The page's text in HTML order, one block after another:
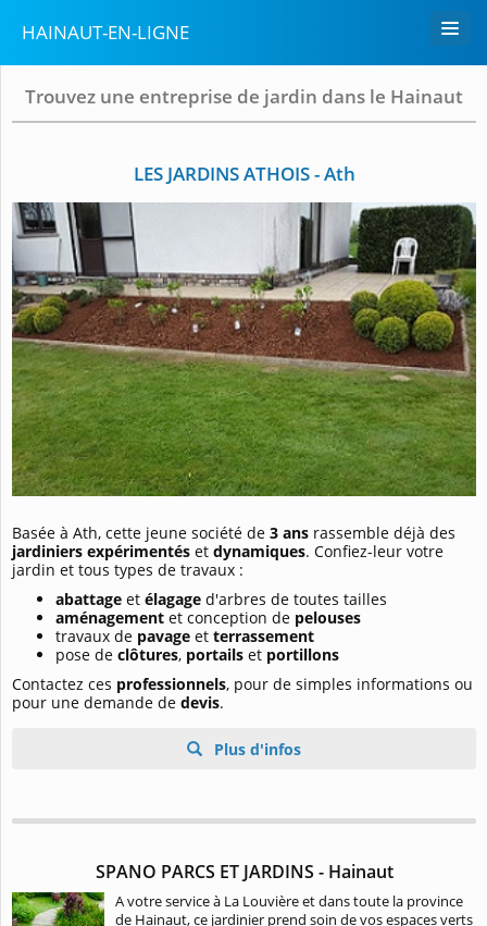
HAINAUT-EN-LIGNE
Trouvez une entreprise de jardin dans le Hainaut
LES JARDINS ATHOIS - Ath
Basée à Ath, cette jeune société de 3 ans rassemble déjà des
jardiniers expérimentés et dynamiques. Confiez-leur votre
jardin et tous types de travaux :
abattage et élagage d'arbres de toutes tailles
aménagement et conception de pelouses
travaux de pavage et terrassement
pose de clôtures, portails et portillons
Contactez ces professionnels, pour de simples informations ou
pour une demande de devis.
Plus d'infos
SPANO PARCS ET JARDINS - Hainaut
A votre service à La Louvière et dans toute la province
de Hainaut, ce jardinier prend soin de vos espaces verts